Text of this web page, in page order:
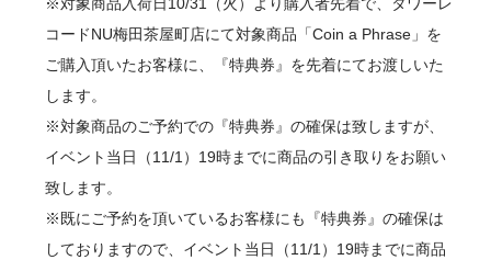
※対象商品入荷日10/31（火）より購入者先着で、タワーレ
コードNU梅田茶屋町店にて対象商品「Coin a Phrase」を
ご購入頂いたお客様に、『特典券』を先着にてお渡しいた
します。
※対象商品のご予約での『特典券』の確保は致しますが、
イベント当日（11/1）19時までに商品の引き取りをお願い
致します。
※既にご予約を頂いているお客様にも『特典券』の確保は
しておりますので、イベント当日（11/1）19時までに商品